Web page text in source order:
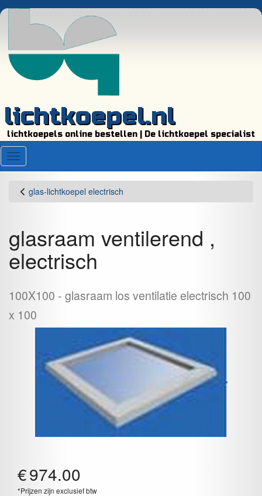
lichtkoepel.nl
lichtkoepels online bestellen | De lichtkoepel specialist
Menu
glas-lichtkoepel electrisch
glasraam ventilerend ,
electrisch
100X100
glasraam los ventilatie electrisch 100
x 100
€974.00
*Prijzen zijn exclusief btw